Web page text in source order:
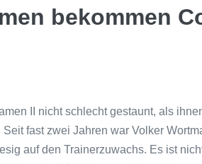
bekommen
II nicht schlecht gestaunt, als
fast zwei Jahren war Volker
auf den Trainerzuwachs. Es ist